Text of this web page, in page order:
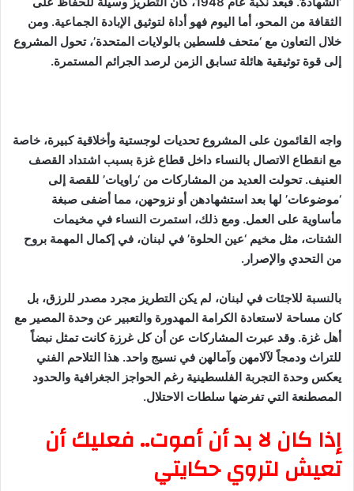
الثقافة من المحو، أما اليوم فهو أداة لتوثيق الإبادة الجماعية. ومن
خلال التعاون مع ‘متحف فلسطين بالولايات المتحدة’، تحول المشروع
إلى قوة توثيقية هائلة تسابق الزمن لرصد الجرائم المستمرة.
واجه القائمون على المشروع تحديات لوجستية وأخلاقية كبيرة، خاصة
مع انقطاع الاتصال بالنساء داخل قطاع غزة بسبب اشتداد القصف
العنيف. تحولت العديد من المشاركات من ‘راويات’ للقصة إلى
‘موضوعات’ لها بعد استشهادهن أو نزوحهن، مما أضفى صبغة
مأساوية على العمل. ومع ذلك، استمرت النساء في مخيمات
الشتات، مثل مخيم ‘عين الحلوة’ في لبنان، في إكمال المهمة بروح
من التحدي والإصرار.
بالنسبة للاجئات في لبنان، لم يكن التطريز مجرد مصدر للرزق، بل
كان مساحة لاستعادة الكرامة المهدورة والتعبير عن وحدة المصير مع
أهل غزة. وقد عبرت المشاركات عن أن كل غرزة كانت تمثل نبضاً
للتراث ودمجاً لآلامهن وآمالهن في نسيج واحد. هذا التلاحم الفني
يعكس وحدة التجربة الفلسطينية رغم الحواجز الجغرافية والحدود
المصطنعة التي تفرضها سلطات الاحتلال.
إذا كان لا بد أن أموت.. فعليك أن
تعيش لتروي حكايتي